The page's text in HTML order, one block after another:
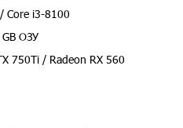
Core i3-8100
ОЗУ
750Ti / Radeon RX 560